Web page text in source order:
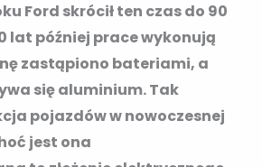
Ford skrócił ten czas do 90
lat później prace wykonują
zastąpiono bateriami, a
się aluminium. Tak
pojazdów w nowoczesnej
jest ona